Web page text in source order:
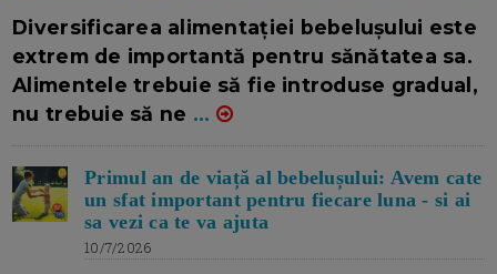
Diversificarea alimentației bebelușului este
extrem de importantă pentru sănătatea sa.
Alimentele trebuie să fie introduse gradual,
nu trebuie să ne ...
Primul an de viață al bebelușului: Avem cate
un sfat important pentru fiecare luna - si ai
sa vezi ca te va ajuta
10/7/2026